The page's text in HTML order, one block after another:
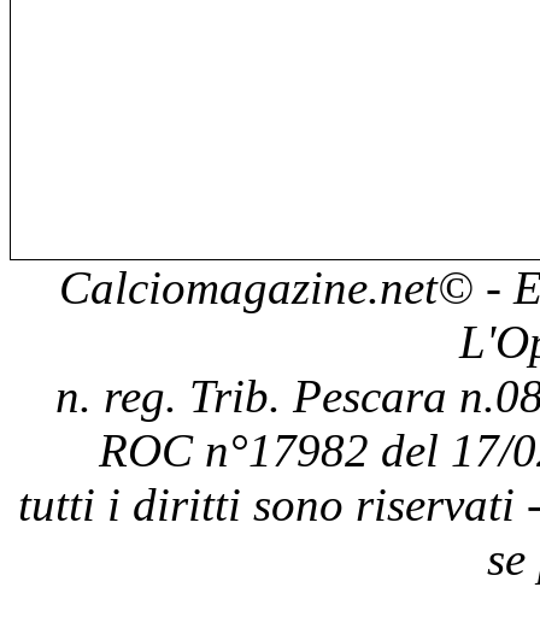
Calciomagazine.net© -
n. reg. Trib. Pescara
ROC n°17982 del 17/
tutti i diritti sono riservati